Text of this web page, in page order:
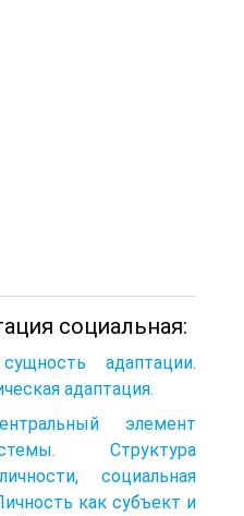
социальная:
адаптации.
адаптация.
элемент
Структура
социальная
как субъект и